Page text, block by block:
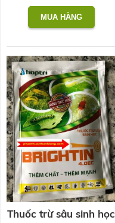
Thuốc trừ sâu sinh học